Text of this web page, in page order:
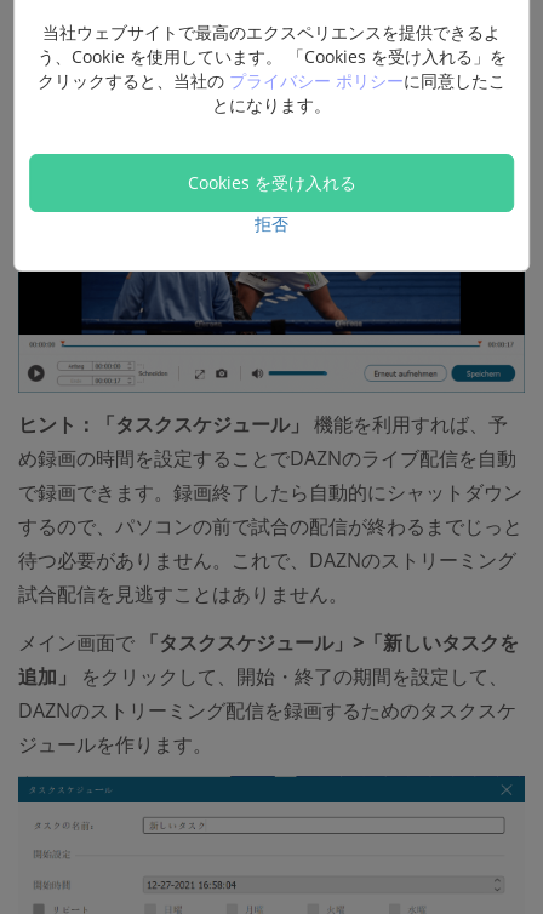
す。「ビデオ保存」で、DAZNの動画を手軽にパソコン
に保存します。
ヒント：「タスクスケジュール」 機能を利用すれば、予
め録画の時間を設定することでDAZNのライブ配信を自動
で録画できます。録画終了したら自動的にシャットダウン
するので、パソコンの前で試合の配信が終わるまでじっと
待つ必要がありません。これで、DAZNのストリーミング
試合配信を見逃すことはありません。
メイン画面で 「タスクスケジュール」>「新しいタスクを
追加」
をクリックして、開始・終了の期間を設定して、
DAZNのストリーミング配信を録画するためのタスクスケ
ジュールを作ります。
当社ウェブサイトで最高のエクスペリエンスを提供できるよ
う、Cookie を使用しています。 「Cookies を受け入れる」を
クリックすると、当社の プライバシー ポリシーに同意したこ
とになります。
Cookies を受け入れる
拒否